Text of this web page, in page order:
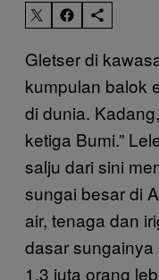
Gletser di
kumpulan balok
di dunia.
ketiga Bumi.”
salju dari sini
sungai besar di
air, tenaga dan
dasar
1,3 juta orang